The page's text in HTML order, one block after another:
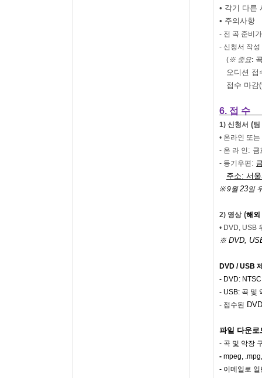
• 각기 다른
• 주의사항
- 전 곡 준비
- 신청서 작성
(※ 중요:
오디션 접
접수 마감
6. 접 수
1) 신청서 (팀
• 온라인 또
- 온 라 인 : 금
- 등기우편 :
주소: 서
※ 9월23일
2) 영상(해외
• DVD, USB
※ DVD,
DVD / USB
- DVD: NTSC
- USB: 곡 및
- 접수된
파일 다운로
- 곡 및 악장
- mpeg,
- 이메일로